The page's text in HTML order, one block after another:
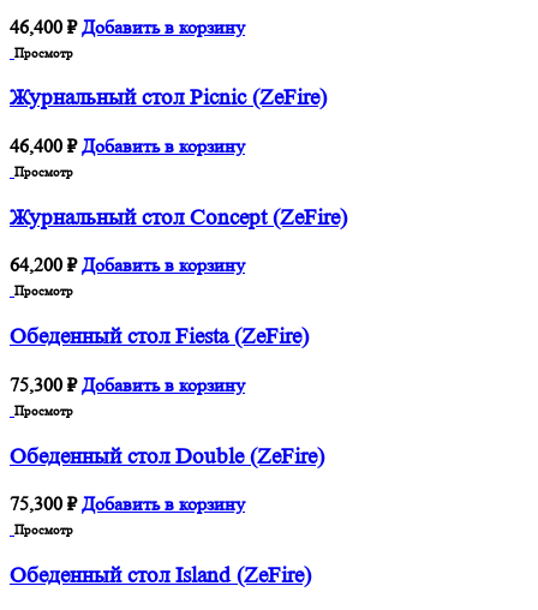
46,400 ₽ Добавить в корзину
Просмотр
Журнальный стол Picnic (ZeFire)
46,400 ₽ Добавить в корзину
Просмотр
Журнальный стол Concept (ZeFire)
64,200 ₽ Добавить в корзину
Просмотр
Обеденный стол Fiesta (ZeFire)
75,300 ₽ Добавить в корзину
Просмотр
Обеденный стол Double (ZeFire)
75,300 ₽ Добавить в корзину
Просмотр
Обеденный стол Island (ZeFire)